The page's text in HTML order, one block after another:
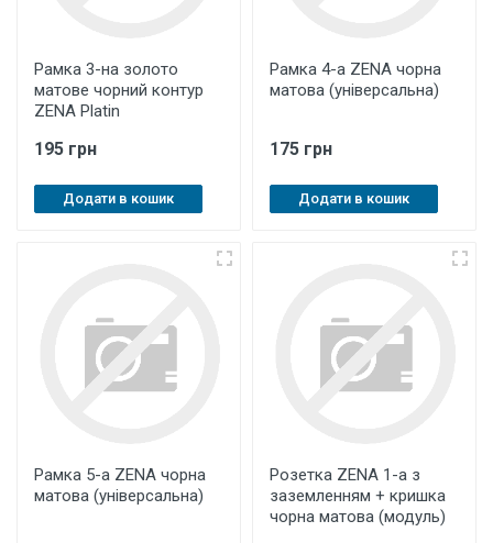
Рамка 3-на золото
матове чорний контур
ZENA Platin
195 грн
Додати в кошик
Рамка 4-а ZENA чорна
матова (універсальна)
175 грн
Додати в кошик
Рамка 5-а ZENA чорна
матова (універсальна)
Розетка ZENA 1-а з
заземленням + кришка
чорна матова (модуль)